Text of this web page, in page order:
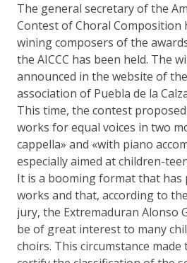
The general secretary of the
Contest of Choral Composition
wining composers of the
the AICCC has been held. The
announced in the website of
association of Puebla de la
This time, the contest
works for equal voices in two
cappella» and «with piano
especially aimed at children-
It is a booming format that has
works and that, according to
jury, the Extremaduran Alonso
be of great interest to many
choirs. This circumstance